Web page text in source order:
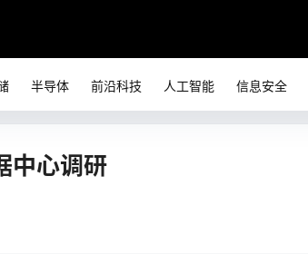
半导体 前沿科技 人工智能 信息安全
中心调研